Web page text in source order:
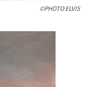
©PHOTO ELVIS